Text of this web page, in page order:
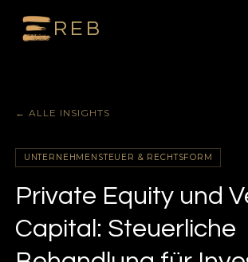
REB
← ALLE INSIGHTS
UNTERNEHMENSTEUER & RECHTSFORM
Private Equity und
Capital: Steuerliche